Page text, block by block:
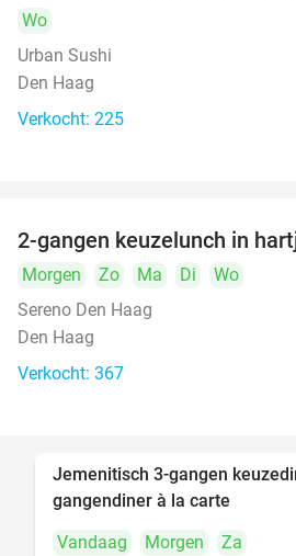
Wo
Urban Sushi
Den Haag
Verkocht: 225
2-gangen keuzelunch in
Morgen Zo Ma Di
Wo
Sereno Den Haag
Den Haag
Verkocht: 367
Jemenitisch 3-gangen
gangendiner à la carte
Vandaag
Morgen
Za